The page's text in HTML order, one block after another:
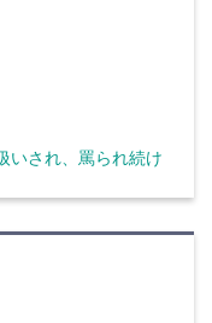
いされ、罵られ続け